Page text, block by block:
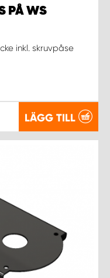
PÅ WS
inkl. skruvpåse
LÄGG TILL